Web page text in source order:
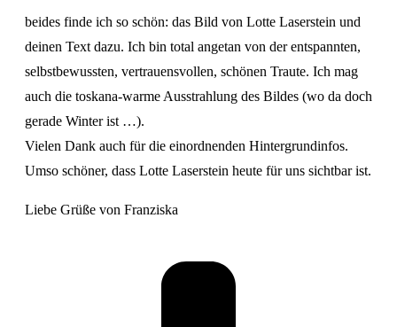
beides finde ich so schön: das Bild von Lotte Laserstein und
deinen Text dazu. Ich bin total angetan von der entspannten,
selbstbewussten, vertrauensvollen, schönen Traute. Ich mag
auch die toskana-warme Ausstrahlung des Bildes (wo da doch
gerade Winter ist …).
Vielen Dank auch für die einordnenden Hintergrundinfos.
Umso schöner, dass Lotte Laserstein heute für uns sichtbar ist.
Liebe Grüße von Franziska